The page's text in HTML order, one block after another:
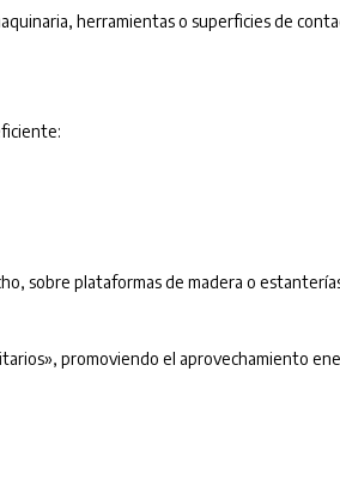
herramientas o superficies de
sobre plataformas de madera o
promoviendo el aprovechamiento